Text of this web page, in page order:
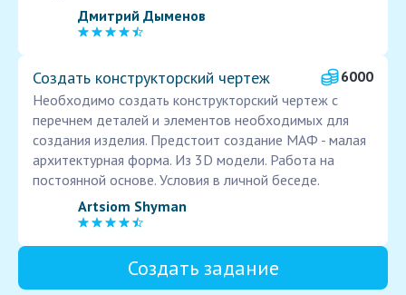
Дмитрий Дыменов
Создать конструкторский чертеж
6000
Необходимо создать конструкторский чертеж с
перечнем деталей и элементов необходимых для
создания изделия. Предстоит создание МАФ - малая
архитектурная форма. Из 3D модели. Работа на
постоянной основе. Условия в личной беседе.
Artsiom Shyman
Создать задание